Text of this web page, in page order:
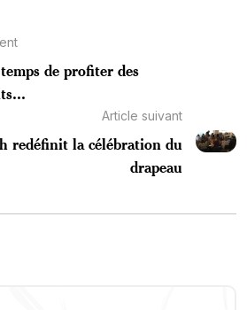
de profiter des
Article suivant
redéfinit la célébration du
drapeau